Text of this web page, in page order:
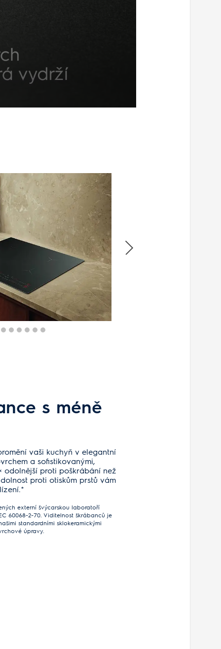
s méně
vaši kuchyň v elegantní
a sofistikovanými,
odolnější proti poškrábání než
proti otiskům prstů vám
externí švýcarskou laboratoří
60068-2-70. Viditelnost škrábanců je
standardními sklokeramickými
úpravy.